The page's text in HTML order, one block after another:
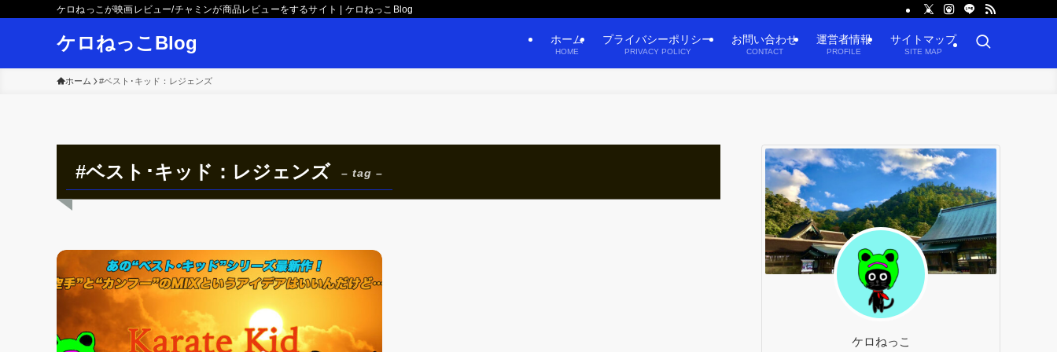
ケロねっこが映画レビュー/チャミンが商品レビューをするサイト | ケロねっこBlog
ケロねっこBlog ホーム
HOME
プライバシーポリシー
PRIVACY POLICY
お問い合わせ
CONTACT
運営者情報
PROFILE
サイトマップ
SITE MAP
ホーム #ベスト･キッド：レジェンズ
#ベスト･キッド：レジェンズ – tag –
ケロねっこ